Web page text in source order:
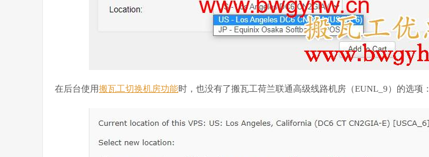
在后台使用搬瓦工切换机房功能时，也没有了搬瓦工荷兰联通高级线路机房（EUNL_9）的选项：